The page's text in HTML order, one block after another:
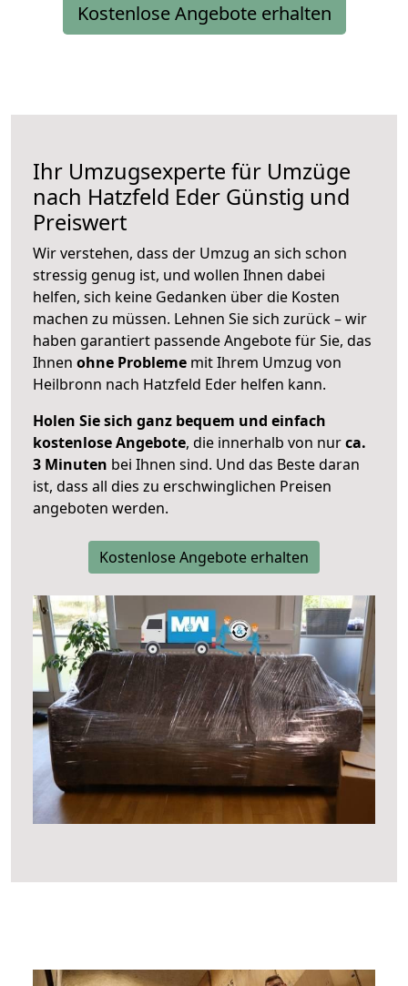
Kostenlose Angebote erhalten
Ihr Umzugsexperte für Umzüge
nach Hatzfeld Eder Günstig und
Preiswert
Wir verstehen, dass der Umzug an sich schon
stressig genug ist, und wollen Ihnen dabei
helfen, sich keine Gedanken über die Kosten
machen zu müssen. Lehnen Sie sich zurück – wir
haben garantiert passende Angebote für Sie, das
Ihnen ohne Probleme mit Ihrem Umzug von
Heilbronn nach Hatzfeld Eder helfen kann.
Holen Sie sich ganz bequem und einfach
kostenlose Angebote, die innerhalb von nurca.
3 Minuten bei Ihnen sind. Und das Beste daran
ist, dass all dies zu erschwinglichen Preisen
angeboten werden.
Kostenlose Angebote erhalten